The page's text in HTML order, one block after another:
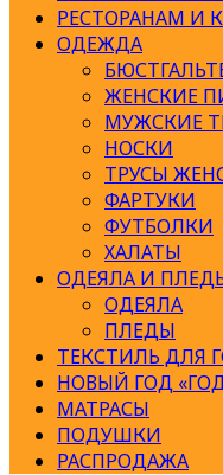
РЕСТОРАНАМ И
ОДЕЖДА
ЖЕНСКИЕ
МУЖСКИЕ
НОСКИ
ТРУСЫ
ФАРТУКИ
ФУТБОЛКИ
ХАЛАТЫ
ОДЕЯЛА И
ОДЕЯЛА
ПЛЕДЫ
ТЕКСТИЛЬ ДЛЯ
НОВЫЙ ГОД
МАТРАСЫ
ПОДУШКИ
РАСПРОДАЖА